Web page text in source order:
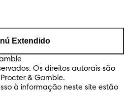
Extendido
Os direitos autorais são
& Gamble.
à informação neste site estão